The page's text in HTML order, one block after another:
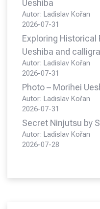
Ueshiba
Autor: Ladislav Kořan
2026-07-31
Exploring Historical
Ueshiba and
Autor: Ladislav Kořan
2026-07-31
Photo – Morihei
Autor: Ladislav Kořan
2026-07-31
Secret Ninjutsu by
Autor: Ladislav Kořan
2026-07-28